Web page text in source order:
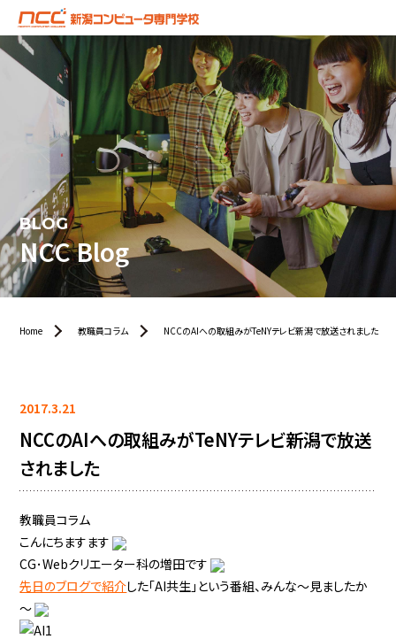
BLOG
NCC Blog
Home 教職員コラム NCCのAIへの取組みがTeNYテレビ新潟で放送されました
2017.3.21
NCCのAIへの取組みがTeNYテレビ新潟で放送
されました
教職員コラム
こんにちますます
CG･Webクリエーター科の増田です
先日のブログで紹介した「AI共生」という番組、みんな～見ましたか
～